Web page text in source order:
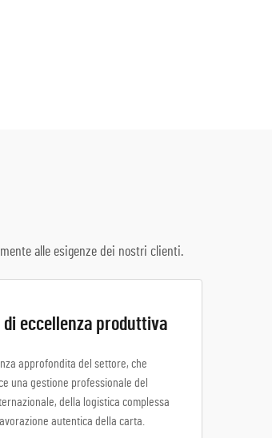
alle esigenze dei nostri clienti.
di eccellenza produttiva
approfondita del settore, che
una gestione professionale del
della logistica complessa
autentica della carta.